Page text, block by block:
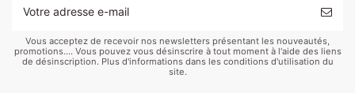
Vous acceptez de recevoir nos newsletters présentant les nouveautés,
promotions.... Vous pouvez vous désinscrire à tout moment à l'aide des liens
de désinscription. Plus d'informations dans les conditions d'utilisation du
site.